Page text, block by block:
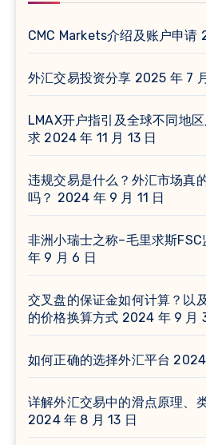
CMC Markets介绍及账户申请
外汇交易投资分享 2025 年 7
LMAX开户指引及全球不同地
求 2024 年 11 月 13 日
违规交易是什么？外汇市场真
吗？ 2024 年 9 月 11 日
非洲小瑞士之称–毛里求斯
年 9 月 6 日
交叉盘的保证金如何计算？以
的价格换算方式 2024 年 9 月
如何正确的选择外汇平台 2024
详解外汇交易中的滑点原理、
2024 年 8 月 13 日